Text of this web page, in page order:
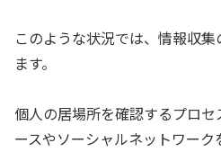
このような状況では、情報収
ます。
個人の居場所を確認するプロ
ースやソーシャルネットワー